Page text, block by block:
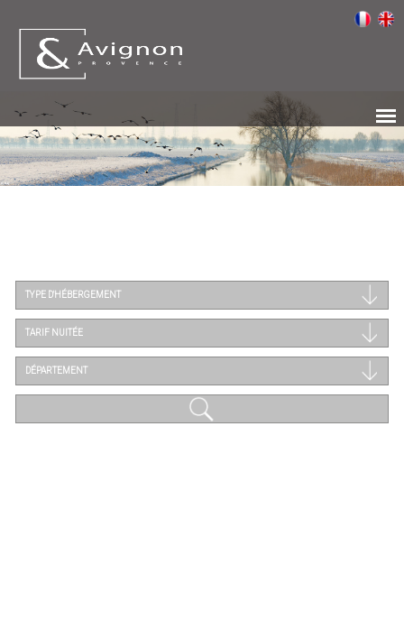
TYPE D'HÉBERGEMENT
TARIF NUITÉE
DÉPARTEMENT